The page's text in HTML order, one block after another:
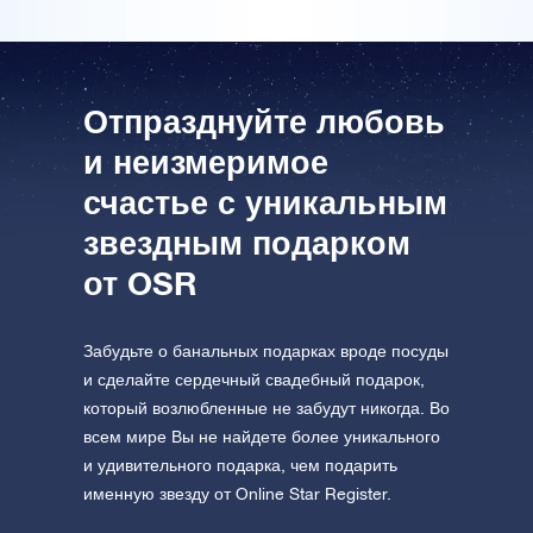
AppStore (iOS) Play Store (Android)
Отпразднуйте любовь
и неизмеримое
счастье с уникальным
звездным подарком
от OSR
Забудьте о банальных подарках вроде посуды
и сделайте сердечный свадебный подарок,
который возлюбленные не забудут никогда. Во
всем мире Вы не найдете более уникального
и удивительного подарка, чем подарить
именную звезду от Online Star Register.